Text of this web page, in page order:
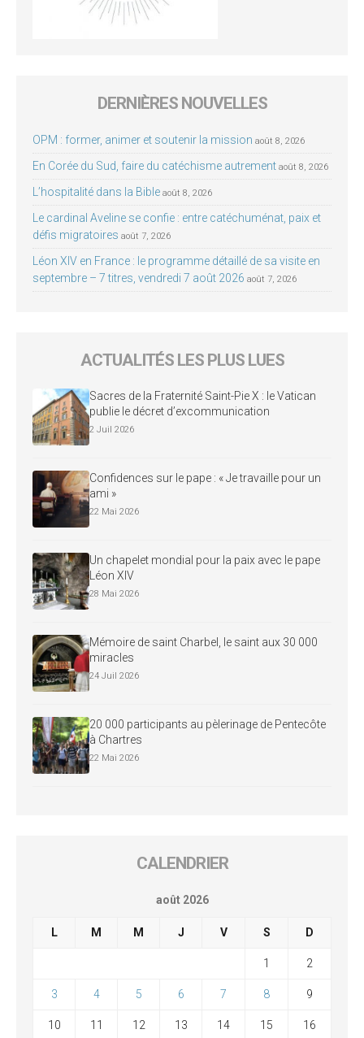
DERNIÈRES NOUVELLES
OPM : former, animer et soutenir la mission août 8, 2026
En Corée du Sud, faire du catéchisme autrement août 8, 2026
L’hospitalité dans la Bible août 8, 2026
Le cardinal Aveline se confie : entre catéchuménat, paix et
défis migratoires août 7, 2026
Léon XIV en France : le programme détaillé de sa visite en
septembre – 7 titres, vendredi 7 août 2026 août 7, 2026
ACTUALITÉS LES PLUS LUES
Sacres de la Fraternité Saint-Pie X : le Vatican
publie le décret d’excommunication
2 Juil 2026
Confidences sur le pape : « Je travaille pour un
ami »
22 Mai 2026
Un chapelet mondial pour la paix avec le pape
Léon XIV
28 Mai 2026
Mémoire de saint Charbel, le saint aux 30 000
miracles
24 Juil 2026
20 000 participants au pèlerinage de Pentecôte
à Chartres
22 Mai 2026
CALENDRIER
août 2026
L M M J V S D
1 2
3 4 5 6 7 8 9
10 11 12 13 14 15 16